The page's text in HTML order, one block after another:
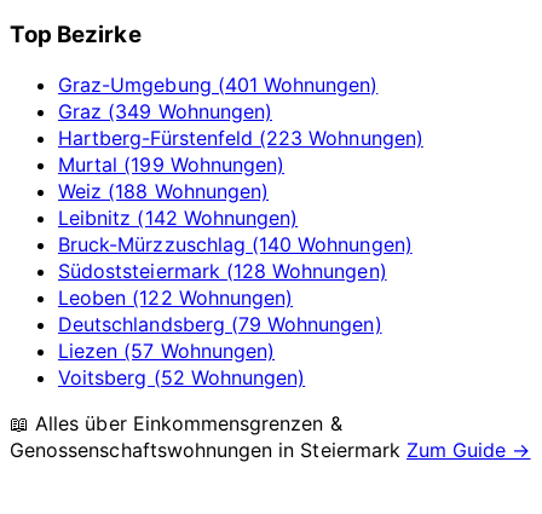
Top Bezirke
Graz-Umgebung (401 Wohnungen)
Graz (349 Wohnungen)
Hartberg-Fürstenfeld (223 Wohnungen)
Murtal (199 Wohnungen)
Weiz (188 Wohnungen)
Leibnitz (142 Wohnungen)
Bruck-Mürzzuschlag (140 Wohnungen)
Südoststeiermark (128 Wohnungen)
Leoben (122 Wohnungen)
Deutschlandsberg (79 Wohnungen)
Liezen (57 Wohnungen)
Voitsberg (52 Wohnungen)
📖 Alles über Einkommensgrenzen &
Genossenschaftswohnungen in Steiermark Zum Guide →